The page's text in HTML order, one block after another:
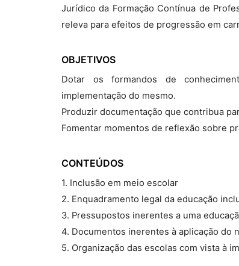
Jurídico da Formação Contínua de
releva para efeitos de progressão em
OBJETIVOS
Dotar os formandos de
implementação do mesmo.
Produzir documentação que contribua
Fomentar momentos de reflexão sobre
CONTEÚDOS
1. Inclusão em meio escolar
2. Enquadramento legal da educação
3. Pressupostos inerentes a uma
4. Documentos inerentes à aplicação do
5. Organização das escolas com vista à